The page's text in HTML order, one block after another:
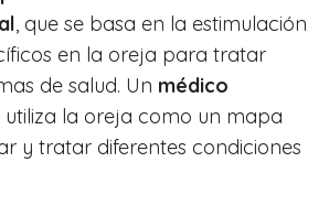
, que se basa en la estimulación
en la oreja para tratar
de salud. Un médico
utiliza la oreja como un mapa
y tratar diferentes condiciones